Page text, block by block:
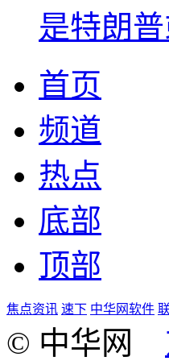
是特朗
首页
频道
热点
底部
顶部
焦点资讯 速下 中华网软件
© 中华网